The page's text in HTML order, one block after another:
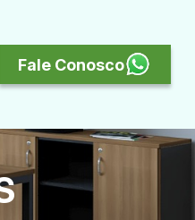
Fale Conosco